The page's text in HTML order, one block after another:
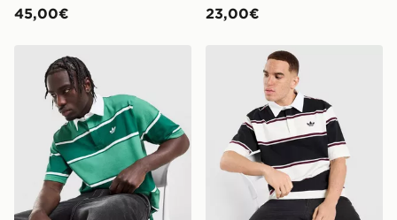
45,00€ 23,00€
adidas Originals Polo Rugby Stripedadidas Originals Polo